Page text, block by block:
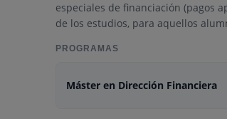
especiales de financiación (pagos
de los estudios, para aquellos
PROGRAMAS
Máster en Dirección Financiera